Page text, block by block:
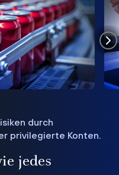
durch
privilegierte Konten.
jedes